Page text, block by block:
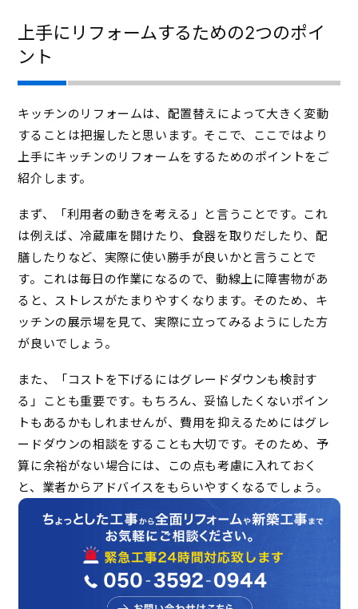
上手にリフォームするための2つのポイ
ント
キッチンのリフォームは、配置替えによって大きく変動
することは把握したと思います。そこで、ここではより
上手にキッチンのリフォームをするためのポイントをご
紹介します。
まず、「利用者の動きを考える」と言うことです。これ
は例えば、冷蔵庫を開けたり、食器を取りだしたり、配
膳したりなど、実際に使い勝手が良いかと言うことで
す。これは毎日の作業になるので、動線上に障害物があ
ると、ストレスがたまりやすくなります。そのため、キ
ッチンの展示場を見て、実際に立ってみるようにした方
が良いでしょう。
また、「コストを下げるにはグレードダウンも検討す
る」ことも重要です。もちろん、妥協したくないポイン
トもあるかもしれませんが、費用を抑えるためにはグレ
ードダウンの相談をすることも大切です。そのため、予
算に余裕がない場合には、この点も考慮に入れておく
と、業者からアドバイスをもらいやすくなるでしょう。